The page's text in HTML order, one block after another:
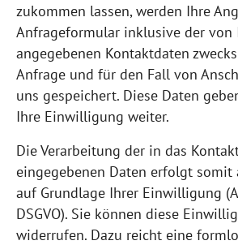
zukommen lassen, werden Ihre
Anfrageformular inklusive der von
angegebenen Kontaktdaten
Anfrage und für den Fall von
uns gespeichert. Diese Daten
Ihre Einwilligung weiter.
Die Verarbeitung der in das
eingegebenen Daten erfolgt somit
auf Grundlage Ihrer Einwilligung
DSGVO). Sie können diese
widerrufen. Dazu reicht eine